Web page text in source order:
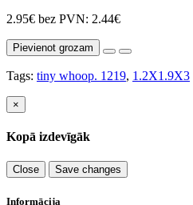
2.95€ bez PVN: 2.44€
Pievienot grozam
Tags: tiny whoop. 1219, 1.2X1.9X3
×
Kopā izdevīgāk
Close Save changes
Informācija